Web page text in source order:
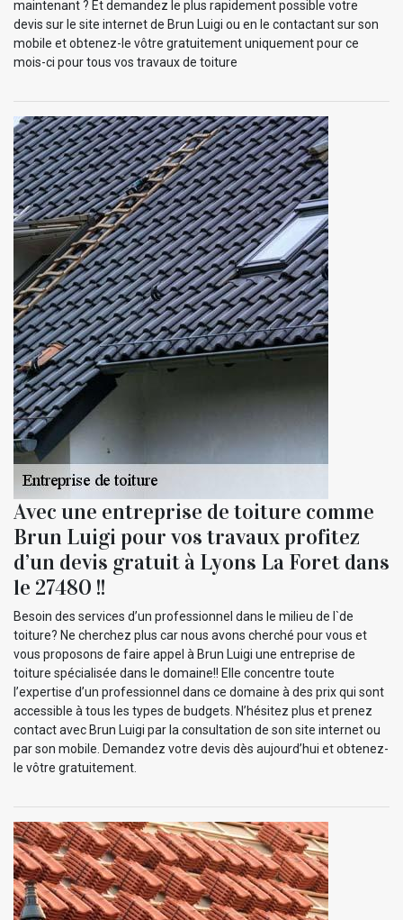
maintenant ? Et demandez le plus rapidement possible votre
devis sur le site internet de Brun Luigi ou en le contactant sur son
mobile et obtenez-le vôtre gratuitement uniquement pour ce
mois-ci pour tous vos travaux de toiture
Avec une entreprise de toiture comme
Brun Luigi pour vos travaux profitez
d’un devis gratuit à Lyons La Foret dans
le 27480 !!
Besoin des services d’un professionnel dans le milieu de l`de
toiture? Ne cherchez plus car nous avons cherché pour vous et
vous proposons de faire appel à Brun Luigi une entreprise de
toiture spécialisée dans le domaine!! Elle concentre toute
l’expertise d’un professionnel dans ce domaine à des prix qui sont
accessible à tous les types de budgets. N’hésitez plus et prenez
contact avec Brun Luigi par la consultation de son site internet ou
par son mobile. Demandez votre devis dès aujourd’hui et obtenez-
le vôtre gratuitement.